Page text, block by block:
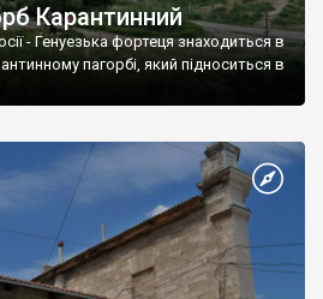
Карантинний
- Генуезька фортеця знаходиться в
пагорбі, який підноситься в